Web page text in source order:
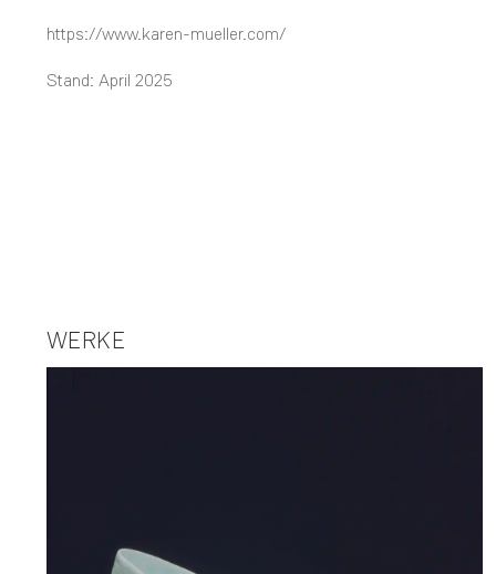
https://www.karen-mueller.com/
Stand: April 2025
WERKE